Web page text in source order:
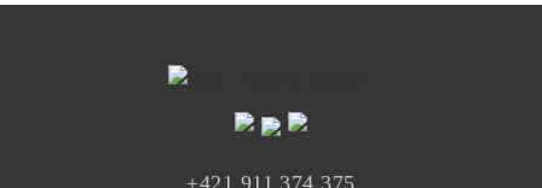
+421 911 374 375